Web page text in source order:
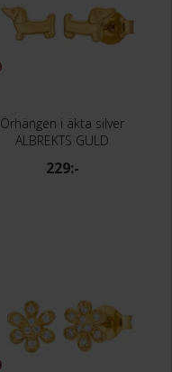
Örhängen i äkta silver
ALBREKTS GULD
229:-